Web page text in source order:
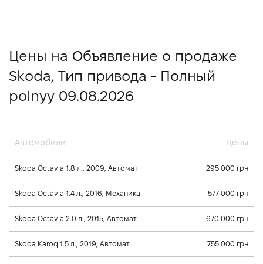
Цены на Объявление о продаже
Skoda, Тип привода - Полный
polnyy 09.08.2026
Автомобили Цены
Skoda Octavia 1.8 л., 2009, Автомат 295 000 грн
Skoda Octavia 1.4 л., 2016, Механика 577 000 грн
Skoda Octavia 2.0 л., 2015, Автомат 670 000 грн
Skoda Karoq 1.5 л., 2019, Автомат 755 000 грн